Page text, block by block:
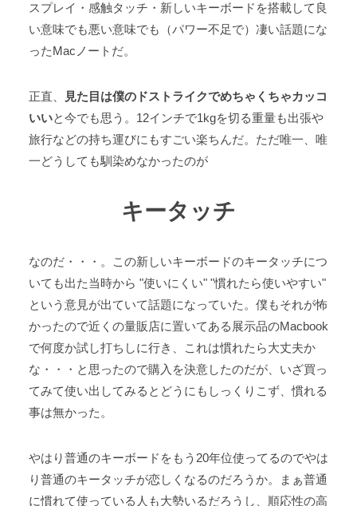
スプレイ・感触タッチ・新しいキーボードを搭載して良
い意味でも悪い意味でも（パワー不足で）凄い話題にな
ったMacノートだ。
正直、
見た目は僕のドストライクでめちゃくちゃカッコ
いいと今でも思う。12インチで1kgを切る重量も出張や
旅行などの持ち運びにもすごい楽ちんだ。ただ唯一、唯
一どうしても馴染めなかったのが
キータッチ
なのだ・・・。この新しいキーボードのキータッチにつ
いても出た当時から "使いにくい" "慣れたら使いやすい"
という意見が出ていて話題になっていた。僕もそれが怖
かったので近くの量販店に置いてある展示品のMacbook
で何度か試し打ちしに行き、これは慣れたら大丈夫か
な・・・と思ったので購入を決意したのだが、いざ買っ
てみて使い出してみるとどうにもしっくりこず、慣れる
事は無かった。
やはり普通のキーボードをもう20年位使ってるのでやは
り普通のキータッチが恋しくなるのだろうか。まぁ普通
に慣れて使っている人も大勢いるだろうし、順応性の高